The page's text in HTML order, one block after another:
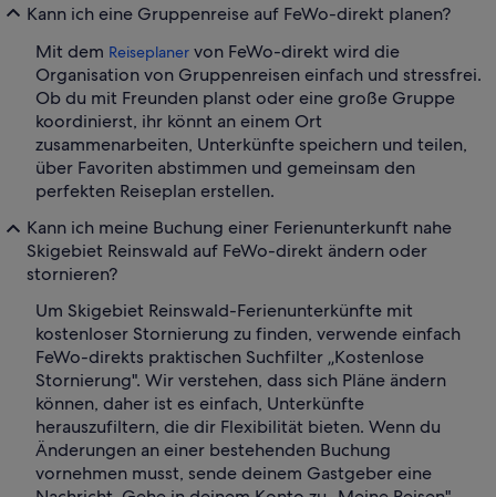
Kann ich eine Gruppenreise auf FeWo-direkt planen?
Mit dem Reiseplaner von FeWo-direkt wird die
Organisation von Gruppenreisen einfach und stressfrei.
Ob du mit Freunden planst oder eine große Gruppe
koordinierst, ihr könnt an einem Ort
zusammenarbeiten, Unterkünfte speichern und teilen,
über Favoriten abstimmen und gemeinsam den
perfekten Reiseplan erstellen.
Kann ich meine Buchung einer Ferienunterkunft nahe
Skigebiet Reinswald auf FeWo-direkt ändern oder
stornieren?
Um Skigebiet Reinswald-Ferienunterkünfte mit
kostenloser Stornierung zu finden, verwende einfach
FeWo-direkts praktischen Suchfilter „Kostenlose
Stornierung". Wir verstehen, dass sich Pläne ändern
können, daher ist es einfach, Unterkünfte
herauszufiltern, die dir Flexibilität bieten. Wenn du
Änderungen an einer bestehenden Buchung
vornehmen musst, sende deinem Gastgeber eine